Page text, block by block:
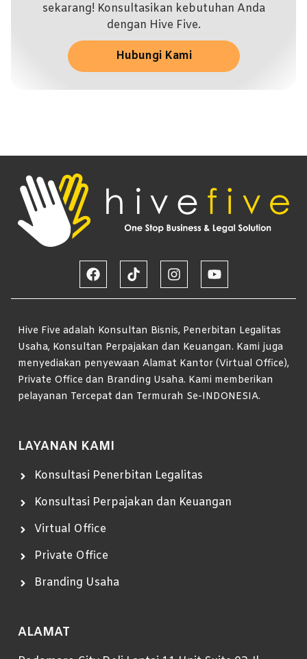
sekarang! Konsultasikan kebutuhan Anda
dengan Hive Five.
Hubungi Kami
Hive Five adalah Konsultan Bisnis, Penerbitan Legalitas
Usaha, Konsultan Perpajakan dan Keuangan. Kami juga
menyediakan penyewaan Alamat Kantor (Virtual Office),
Private Office dan Branding Usaha. Kami memberikan
pelayanan Tercepat dan Termurah Se-INDONESIA.
LAYANAN KAMI
Konsultasi Penerbitan Legalitas
Konsultasi Perpajakan dan Keuangan
Virtual Office
Private Office
Branding Usaha
ALAMAT